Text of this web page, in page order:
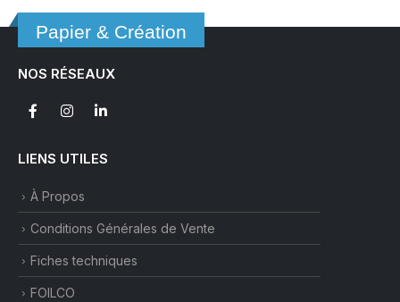
choisies
la
page
du
Papier & Création
NOS RÉSEAUX
LIENS UTILES
À Propos
Conditions Générales de Vente
Fiches techniques
FOILCO